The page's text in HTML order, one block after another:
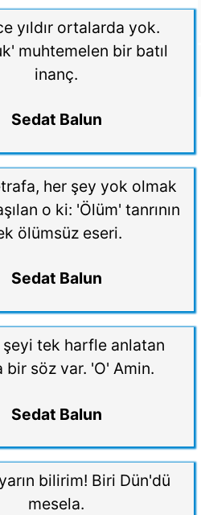
yıldır ortalarda yok.
muhtemelen bir batıl
inanç.
Sedat Balun
her şey yok olmak
o ki: 'Ölüm' tanrının
ölümsüz eseri.
Sedat Balun
tek harfle anlatan
bir söz var. 'O' Amin.
Sedat Balun
bilirim! Biri Dün'dü
mesela.